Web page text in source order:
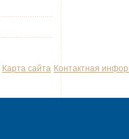
Карта сайта Контактная